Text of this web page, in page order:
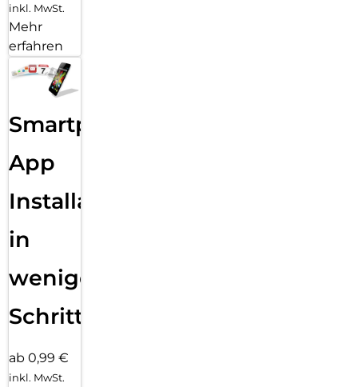
inkl. MwSt.
Mehr
erfahren
Smartphone
App
Installation
in
wenigen
Schritten
ab 0,99 €
inkl. MwSt.